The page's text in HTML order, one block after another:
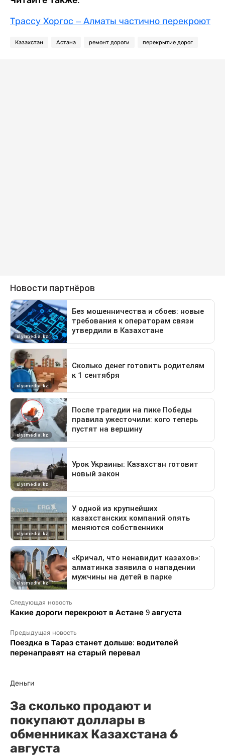
Трассу Хоргос – Алматы частично перекроют
Казахстан Астана ремонт дороги перекрытие дорог
Следующая новость
Какие дороги перекроют в Астане 9 августа
Предыдущая новость
Поездка в Тараз станет дольше: водителей
перенаправят на старый перевал
Деньги
За сколько продают и
покупают доллары в
обменниках Казахстана 6
августа